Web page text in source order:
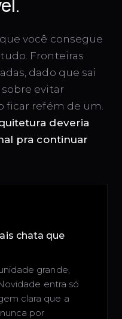
você consegue
Fronteiras
dado que sai
evitar
ficar refém de um.
deveria
pra continuar
chata que
grande,
entra só
clara que a
por